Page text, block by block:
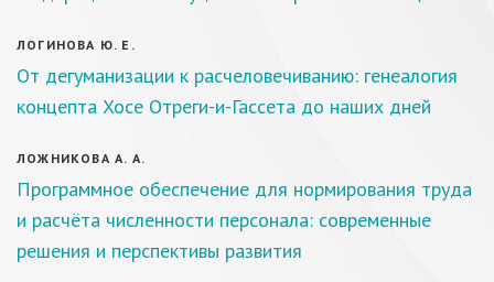
ЛОГИНОВА Ю. Е.
От дегуманизации к расчеловечиванию: генеалогия
концепта Хосе Отреги-и-Гассета до наших дней
ЛОЖНИКОВА А. А.
Программное обеспечение для нормирования труда
и расчёта численности персонала: современные
решения и перспективы развития